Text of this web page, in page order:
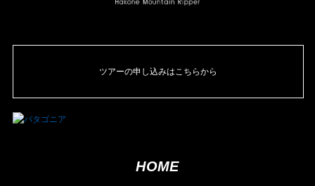
ツアーの申し込みはこちらから
HOME